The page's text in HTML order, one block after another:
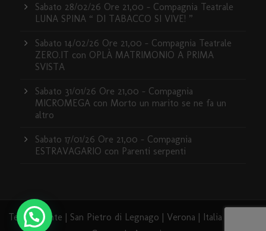
Sabato 28/02/26 Ore 21,00 – Compagnia Teatrale
LUNA SPINA “ DI TABACCO SI VIVE! ”
Sabato 14/02/26 Ore 21,00 – Compagnia Teatrale
ZERO.IT con OPLÀ MATRIMONIO A PRIMA
SVISTA
Sabato 31/01/26 Ore 21,00 – Compagnia
MICROMEGA con Morto un marito se ne fa un
altro
Sabato 17/01/26 Ore 21,00 – Compagnia
ESTRAVAGARIO con Parenti serpenti
Teatro Dante | San Pietro di Legnago | Verona | Italia | 2020 -